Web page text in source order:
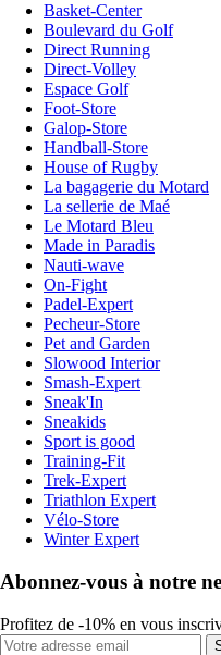
Basket-Center
Boulevard du Golf
Direct Running
Direct-Volley
Espace Golf
Foot-Store
Galop-Store
Handball-Store
House of Rugby
La bagagerie du Motard
La sellerie de Maé
Le Motard Bleu
Made in Paradis
Nauti-wave
On-Fight
Padel-Expert
Pecheur-Store
Pet and Garden
Slowood Interior
Smash-Expert
Sneak'In
Sneakids
Sport is good
Training-Fit
Trek-Expert
Triathlon Expert
Vélo-Store
Winter Expert
Abonnez-vous à notre
Profitez de -10% en vous